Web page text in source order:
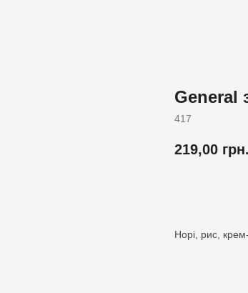
General
417
219,00 грн.
Норі, рис,